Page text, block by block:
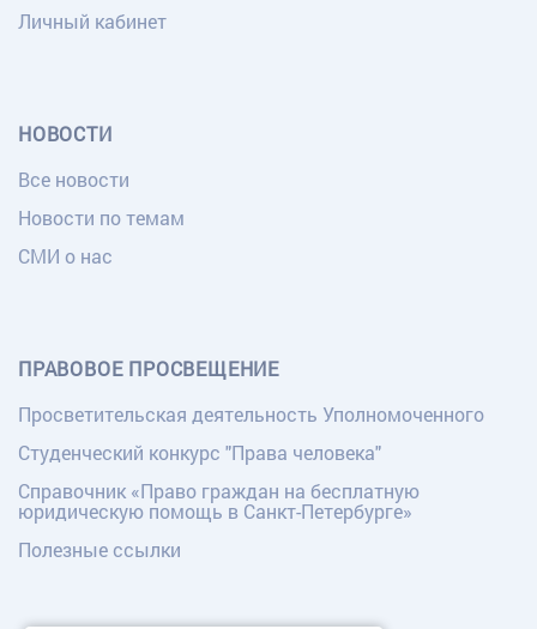
Личный кабинет
НОВОСТИ
Все новости
Новости по темам
СМИ о нас
ПРАВОВОЕ ПРОСВЕЩЕНИЕ
Просветительская деятельность Уполномоченного
Студенческий конкурс "Права человека"
Справочник «Право граждан на бесплатную
юридическую помощь в Санкт-Петербурге»
Полезные ссылки